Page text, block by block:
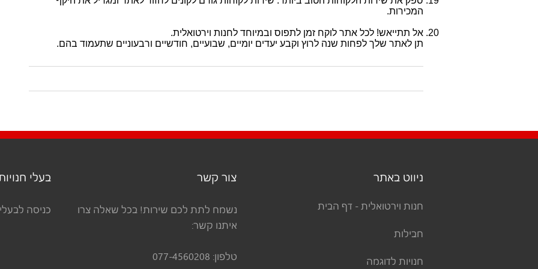
המכירות.
אל תתייאש! לכל אתר לוקח זמן לתפוס ובמיוחד לחנות וירטואלית.
תן לאתר שלך לפחות שנה לרוץ וקבע יעדים יומיים, שבועיים, חודשיים ורבעוניים שתעמוד בהם.
ניווט באתר
חנות וירטואלית - דף הבית
חבילות
חנויות לדוגמה
צור קשר
נשמח לתת לכם שירות! בכל שאלה צרו
איתנו קשר:
טלפון: 077-4560208
בעלי
כניסה